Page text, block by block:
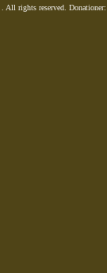
. All rights reserved.